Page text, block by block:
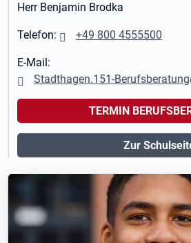
Herr Benjamin Brodka
Telefon: +49 800 4555500
E-Mail:
Stadthagen.151-
TERMIN
Zur